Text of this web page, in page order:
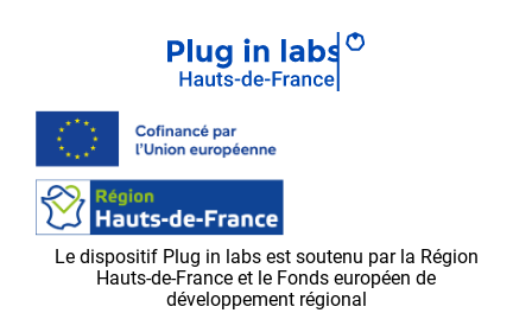
elles
seront
d’abord
validées
par
l’équipe
Plug in labs Hauts
Le dispositif Plug in labs est soutenu par la Région
Hauts-de-France et le Fonds européen de
développement régional